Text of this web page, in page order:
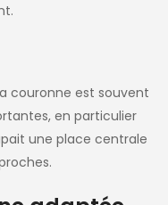
couronne est souvent
en particulier
une place centrale